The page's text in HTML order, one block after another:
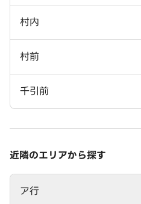
村内
村前
千引前
近隣のエリアから探す
ア行